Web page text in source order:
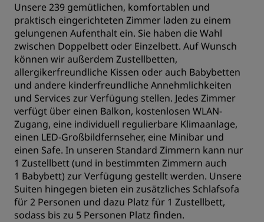
Unsere 239 gemütlichen, komfortablen und
praktisch eingerichteten Zimmer laden zu einem
gelungenen Aufenthalt ein. Sie haben die Wahl
zwischen Doppelbett oder Einzelbett. Auf Wunsch
können wir außerdem Zustellbetten,
allergikerfreundliche Kissen oder auch Babybetten
und andere kinderfreundliche Annehmlichkeiten
und Services zur Verfügung stellen. Jedes Zimmer
verfügt über einen Balkon, kostenlosen WLAN-
Zugang, eine individuell regulierbare Klimaanlage,
einen LED-Großbildfernseher, eine Minibar und
einen Safe. In unseren Standard Zimmern kann nur
1 Zustellbett (und in bestimmten Zimmern auch
1 Babybett) zur Verfügung gestellt werden. Unsere
Suiten hingegen bieten ein zusätzliches Schlafsofa
für 2 Personen und dazu Platz für 1 Zustellbett,
sodass bis zu 5 Personen Platz finden.